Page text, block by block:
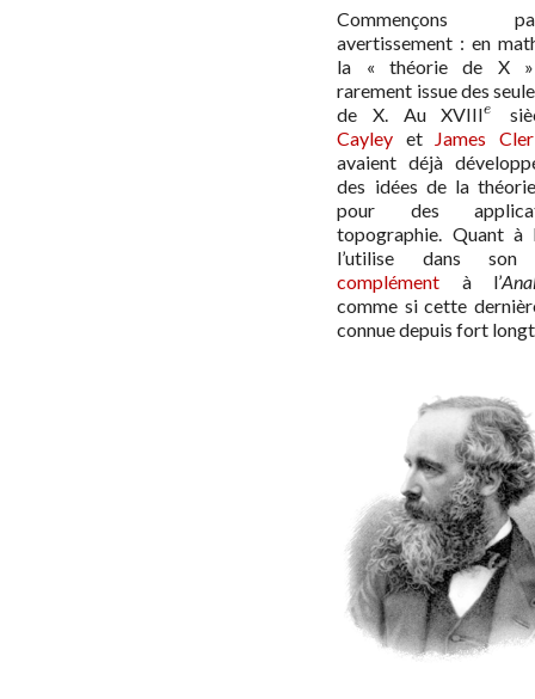
avertissement : en
la « théorie de X »
rarement issue des
de X. Au XVIIIe
e
Cayley et
James
avaient déjà
des idées de la
pour des
topographie. Quant à
l’utilise dans
complément à l’
comme si cette
connue depuis fort